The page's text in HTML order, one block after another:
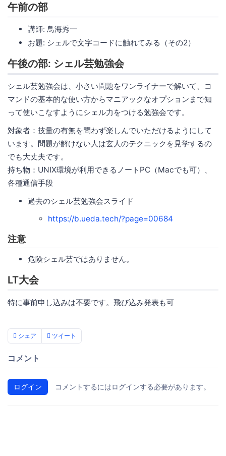
午前の部
講師: 鳥海秀一
お題: シェルで文字コードに触れてみる（その2）
午後の部: シェル芸勉強会
シェル芸勉強会は、小さい問題をワンライナーで解いて、コ
マンドの基本的な使い方からマニアックなオプションまで知
って使いこなすようにシェル力をつける勉強会です。
対象者：技量の有無を問わず楽しんでいただけるようにして
います。問題が解けない人は玄人のテクニックを見学するの
でも大丈夫です。
持ち物：UNIX環境が利用できるノートPC（Macでも可）、
各種通信手段
過去のシェル芸勉強会スライド
https://b.ueda.tech/?page=00684
注意
危険シェル芸ではありません。
LT大会
特に事前申し込みは不要です。飛び込み発表も可
シェア ツイート
コメント
ログイン コメントするにはログインする必要があります。